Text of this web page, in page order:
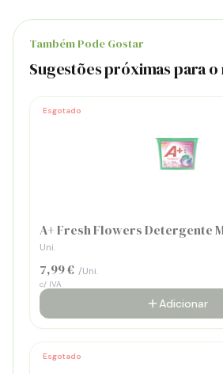
Também Pode Gostar
Sugestões próximas para o
Esgotado
A+ Fresh Flowers Detergente
Uni.
7,99 € /Uni.
c/ IVA
Adicionar
Esgotado